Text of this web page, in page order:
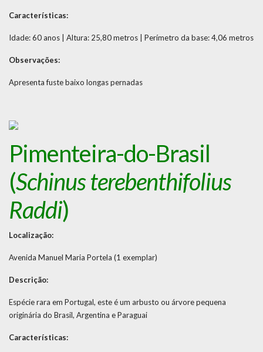
Características:
Idade: 60 anos | Altura: 25,80 metros | Perímetro da base: 4,06 metros
Observações:
Apresenta fuste baixo longas pernadas
Pimenteira-do-Brasil
(Schinus terebenthifolius
Raddi)
Localização:
Avenida Manuel Maria Portela (1 exemplar)
Descrição:
Espécie rara em Portugal, este é um arbusto ou árvore pequena
originária do Brasil, Argentina e Paraguai
Características: